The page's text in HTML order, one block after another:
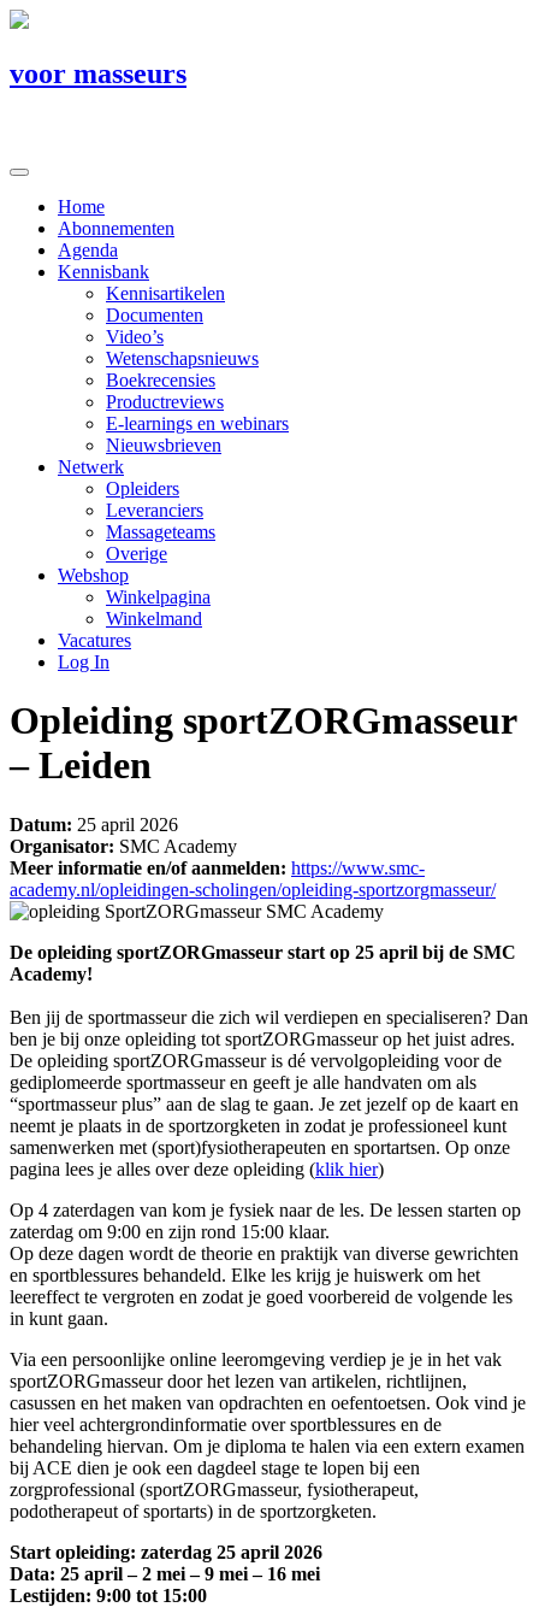
voor masseurs
Home
Abonnementen
Agenda
Kennisbank
Kennisartikelen
Documenten
Video’s
Wetenschapsnieuws
Boekrecensies
Productreviews
E-learnings en webinars
Nieuwsbrieven
Netwerk
Opleiders
Leveranciers
Massageteams
Overige
Webshop
Winkelpagina
Winkelmand
Vacatures
Log In
Opleiding sportZORGmasseur
– Leiden
Datum: 25 april 2026
Organisator: SMC Academy
Meer informatie en/of aanmelden: https://www.smc-
academy.nl/opleidingen-scholingen/opleiding-sportzorgmasseur/
De opleiding sportZORGmasseur start op 25 april bij de SMC
Academy!
Ben jij de sportmasseur die zich wil verdiepen en specialiseren? Dan
ben je bij onze opleiding tot sportZORGmasseur op het juist adres.
De opleiding sportZORGmasseur is dé vervolgopleiding voor de
gediplomeerde sportmasseur en geeft je alle handvaten om als
“sportmasseur plus” aan de slag te gaan. Je zet jezelf op de kaart en
neemt je plaats in de sportzorgketen in zodat je professioneel kunt
samenwerken met (sport)fysiotherapeuten en sportartsen. Op onze
pagina lees je alles over deze opleiding (klik hier)
Op 4 zaterdagen van kom je fysiek naar de les. De lessen starten op
zaterdag om 9:00 en zijn rond 15:00 klaar.
Op deze dagen wordt de theorie en praktijk van diverse gewrichten
en sportblessures behandeld. Elke les krijg je huiswerk om het
leereffect te vergroten en zodat je goed voorbereid de volgende les
in kunt gaan.
Via een persoonlijke online leeromgeving verdiep je je in het vak
sportZORGmasseur door het lezen van artikelen, richtlijnen,
casussen en het maken van opdrachten en oefentoetsen. Ook vind je
hier veel achtergrondinformatie over sportblessures en de
behandeling hiervan. Om je diploma te halen via een extern examen
bij ACE dien je ook een dagdeel stage te lopen bij een
zorgprofessional (sportZORGmasseur, fysiotherapeut,
podotherapeut of sportarts) in de sportzorgketen.
Start opleiding: zaterdag 25 april 2026
Data: 25 april – 2 mei – 9 mei – 16 mei
Lestijden: 9:00 tot 15:00